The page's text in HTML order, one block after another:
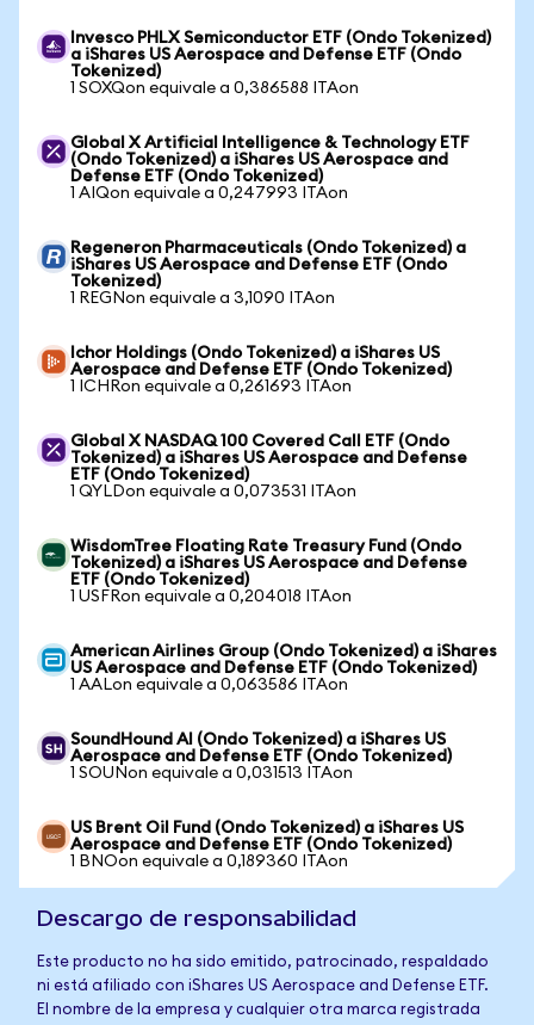
Invesco PHLX Semiconductor ETF (Ondo Tokenized)
a iShares US Aerospace and Defense ETF (Ondo
Tokenized)
1 SOXQon equivale a 0,386588 ITAon
Global X Artificial Intelligence & Technology ETF
(Ondo Tokenized) a iShares US Aerospace and
Defense ETF (Ondo Tokenized)
1 AIQon equivale a 0,247993 ITAon
Regeneron Pharmaceuticals (Ondo Tokenized) a
iShares US Aerospace and Defense ETF (Ondo
Tokenized)
1 REGNon equivale a 3,1090 ITAon
Ichor Holdings (Ondo Tokenized) a iShares US
Aerospace and Defense ETF (Ondo Tokenized)
1 ICHRon equivale a 0,261693 ITAon
Global X NASDAQ 100 Covered Call ETF (Ondo
Tokenized) a iShares US Aerospace and Defense
ETF (Ondo Tokenized)
1 QYLDon equivale a 0,073531 ITAon
WisdomTree Floating Rate Treasury Fund (Ondo
Tokenized) a iShares US Aerospace and Defense
ETF (Ondo Tokenized)
1 USFRon equivale a 0,204018 ITAon
American Airlines Group (Ondo Tokenized) a iShares
US Aerospace and Defense ETF (Ondo Tokenized)
1 AALon equivale a 0,063586 ITAon
SoundHound AI (Ondo Tokenized) a iShares US
Aerospace and Defense ETF (Ondo Tokenized)
1 SOUNon equivale a 0,031513 ITAon
US Brent Oil Fund (Ondo Tokenized) a iShares US
Aerospace and Defense ETF (Ondo Tokenized)
1 BNOon equivale a 0,189360 ITAon
Descargo de responsabilidad
Este producto no ha sido emitido, patrocinado, respaldado
ni está afiliado con iShares US Aerospace and Defense ETF.
El nombre de la empresa y cualquier otra marca registrada